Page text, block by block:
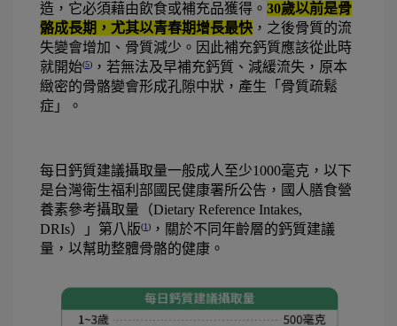
造，它必須藉由飲食或補充品獲得。 30歲以前是骨
骼成長期，尤其以青春期增長最快 ，之後骨質的流
失變會增加、骨質減少。因此補充鈣質應該從此時
就開始(5) ，若無法及早補充鈣質、減緩流失，原本
緻密的骨骼變會形成孔隙中狀，產生「骨質疏鬆
症」。
每日鈣質建議攝取量一般成人至少1000毫克，以下
是台灣衛生福利部國民健康署所公告，國人膳食營
養素參考攝取量（Dietary Reference Intakes,
DRIs）」第八版(1) ，關於不同年齡層的鈣質建議
量，以幫助整體骨骼的健康。